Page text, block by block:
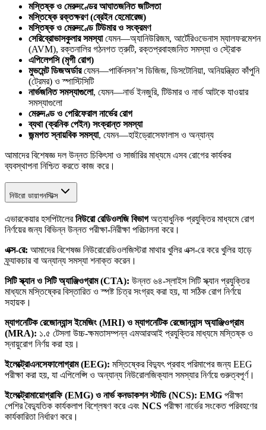
মস্তিষ্ক ও মেরুদণ্ডের আঘাতজনিত জটিলতা
মস্তিষ্কে রক্তক্ষরণ (ব্রেইন হেমোরেজ)
মস্তিষ্ক ও মেরুদণ্ডে টিউমার ও সংক্রমণ
সেরিব্রোভাসকুলার সমস্যাযেমন—অ্যানিউরিজম, আর্টেরিওভেনাস ম্যালফরমেশন
(AVM), রক্তনালির গঠনগত ত্রুটি, রক্তপ্রবাহজনিত সমস্যা ও স্ট্রোক
এপিলেপসি (মৃগী রোগ)
মুভমেন্ট ডিজঅর্ডারযেমন—পার্কিনসন’স ডিজিজ, ডিসটোনিয়া, অনিয়ন্ত্রিত কাঁপুনি
(ট্রেমর) ও স্পাস্টিসিটি
নার্ভজনিত সমস্যাগুলো, যেমন—নার্ভ ইনজুরি, টিউমার ও নার্ভ আটকে যাওয়ার
সমস্যাগুলো
মেরুদণ্ড ও পেরিফেরাল নার্ভের রোগ
ব্যথা (ক্রনিক পেইন) সংক্রান্ত সমস্যা
জন্মগত স্নায়বিক সমস্যা, যেমন—হাইড্রোসেফালাস ও অন্যান্য
আমাদের বিশেষজ্ঞ দল উন্নত চিকিৎসা ও সার্জারির মাধ্যমে এসব রোগের কার্যকর
ব্যবস্থাপনা নিশ্চিত করতে কাজ করে।
নিউরো ডায়াগনস্টিক্স
এভারকেয়ার হসপিটালেরনিউরো রেডিওলজি বিভাগঅত্যাধুনিক প্রযুক্তির মাধ্যমে রোগ
নির্ণয়ের জন্য বিভিন্ন উন্নত পরীক্ষা-নিরীক্ষা পরিচালনা করে।
এক্স-রে: আমাদের বিশেষজ্ঞ নিউরোরেডিওলজিস্টরা মাথার খুলির এক্স-রে করে খুলির হাড়ে
ফ্র্যাকচার বা অন্যান্য সমস্যা শনাক্ত করেন।
সিটি স্ক্যান ও সিটি অ্যাঞ্জিওগ্রাম (CTA): উন্নত ৬৪-স্লাইস সিটি স্ক্যান প্রযুক্তির
মাধ্যমে মস্তিষ্কের বিস্তারিত ও স্পষ্ট চিত্র সংগ্রহ করা হয়, যা সঠিক রোগ নির্ণয়ে
সহায়ক।
ম্যাগনেটিক রেজোন্যান্স ইমেজিং (MRI) ও ম্যাগনেটিক রেজোন্যান্স অ্যাঞ্জিওগ্রাম
(MRA): ১.৫ টেসলা উচ্চ-ক্ষমতাসম্পন্ন এমআরআই প্রযুক্তির মাধ্যমে মস্তিষ্ক ও
স্নায়ুরোগ নির্ণয় করা হয়।
ইলেক্ট্রোএনসেফালোগ্রাম (EEG): মস্তিষ্কের বিদ্যুৎ প্রবাহ পরিমাপের জন্য EEG
পরীক্ষা করা হয়, যা এপিলেপ্সি ও অন্যান্য নিউরোলজিক্যাল সমস্যার নির্ণয়ে গুরুত্বপূর্ণ।
ইলেক্ট্রোমায়োগ্রাফি (EMG) ও নার্ভ কনডাকশন স্টাডি (NCS): EMG পরীক্ষা
পেশির বৈদ্যুতিক কার্যকলাপ বিশ্লেষণ করে এবং NCS পরীক্ষা নার্ভের সংকেত পরিবহণের
কার্যকারিতা নির্ধারণ করে।